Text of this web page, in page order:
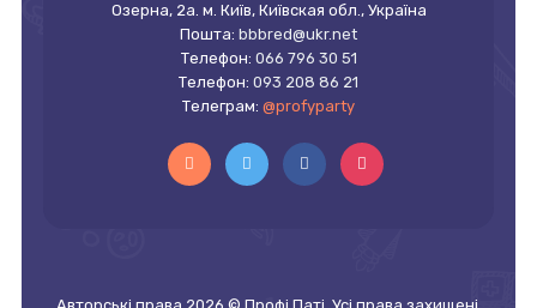
Озерна, 2а. м. Київ, Київская обл., Україна
Пошта: bbbred@ukr.net
Телефон: 066 796 30 51
Телефон: 093 208 86 21
Телеграм: @profyparty